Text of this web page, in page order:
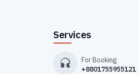
Services
For Booking
+8801755955121